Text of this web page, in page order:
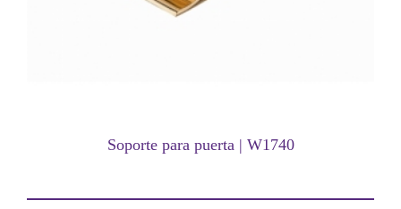
Soporte para puerta | W1740